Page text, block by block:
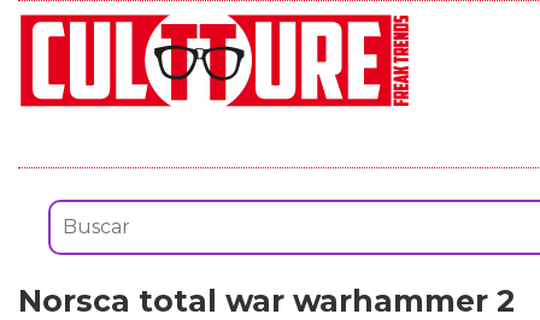
Norsca total war warhammer 2